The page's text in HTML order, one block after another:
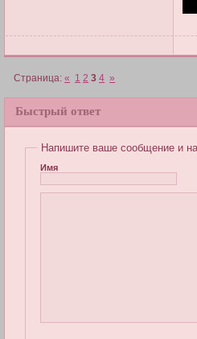
Страница:« 1 2 3 4 »
Быстрый ответ
Напишите ваше сообщение и
Имя